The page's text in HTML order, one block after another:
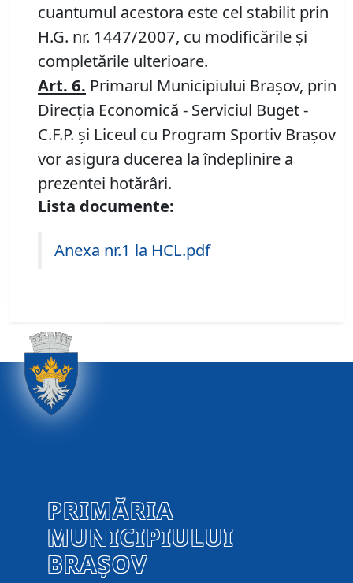
cuantumul acestora este cel stabilit prin
H.G. nr. 1447/2007, cu modificările şi
completările ulterioare.
Art. 6. Primarul Municipiului Braşov, prin
Direcţia Economică - Serviciul Buget -
C.F.P. şi Liceul cu Program Sportiv Braşov
vor asigura ducerea la îndeplinire a
prezentei hotărâri.
Lista documente:
Anexa nr.1 la HCL.pdf
PRIMĂRIA
MUNICIPIULUI
BRAȘOV